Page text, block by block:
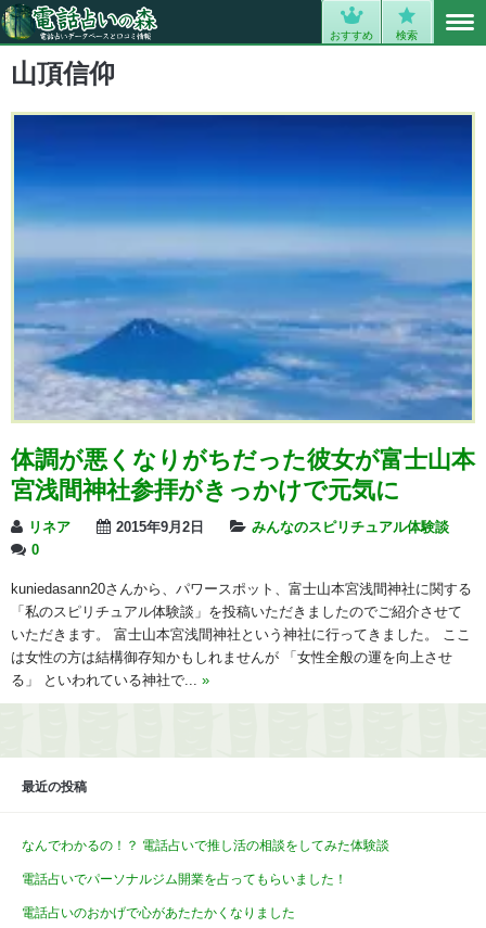
おすすめ 検索
山頂信仰
体調が悪くなりがちだった彼女が富士山本
宮浅間神社参拝がきっかけで元気に
リネア 2015年9月2日
みんなのスピリチュアル体験談
0
kuniedasann20さんから、パワースポット、富士山本宮浅間神社に関する
「私のスピリチュアル体験談」を投稿いただきましたのでご紹介させて
いただきます。 富士山本宮浅間神社という神社に行ってきました。 ここ
は女性の方は結構御存知かもしれませんが 「女性全般の運を向上させ
る」 といわれている神社で... »
最近の投稿
なんでわかるの！？ 電話占いで推し活の相談をしてみた体験談
電話占いでパーソナルジム開業を占ってもらいました！
電話占いのおかげで心があたたかくなりました